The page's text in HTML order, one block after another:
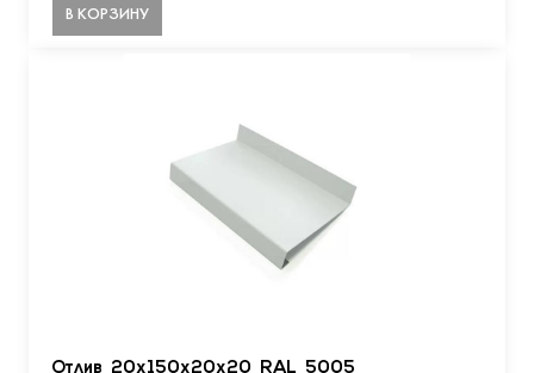
В КОРЗИНУ
Отлив 20х150х20х20 RAL 5005